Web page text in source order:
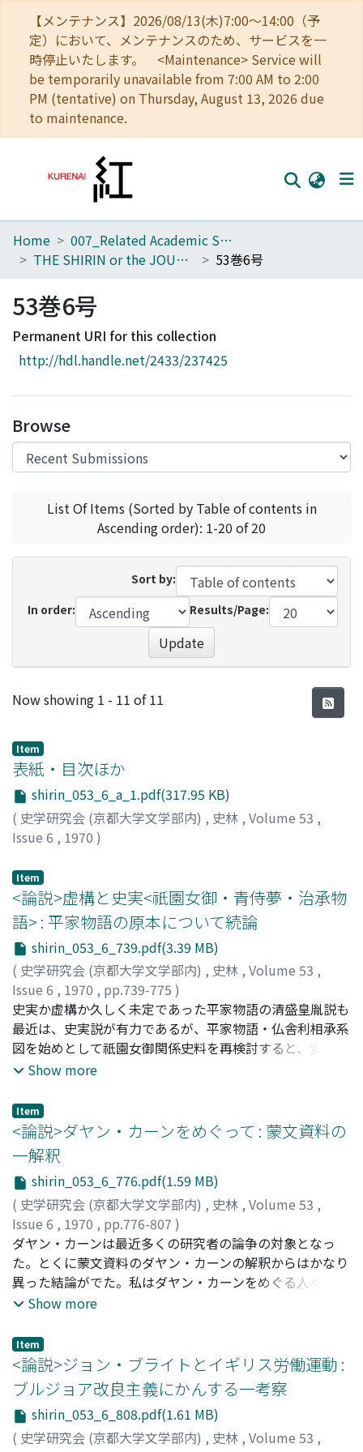
【メンテナンス】2026/08/13(木)7:00～14:00（予
定）において、メンテナンスのため、サービスを一
時停止いたします。 <Maintenance> Service will
be temporarily unavailable from 7:00 AM to 2:00
PM (tentative) on Thursday, August 13, 2026 due
to maintenance.
Home
Browse
Download Ranking
Access Statistics
Home
007_Related Academic Societies
THE SHIRIN or the JOURNAL OF HISTORY
53巻6号
53巻6号
Permanent URI for this collection
http://hdl.handle.net/2433/237425
Browse
List Of Items (Sorted by Table of contents in
Ascending order): 1-20 of 20
Sort by:
In order:
Results/Page:
Update
Recent Submissions
Now showing 1 - 11 of 11
Item
表紙・目次ほか
shirin_053_6_a_1.pdf(317.95 KB)
( 史学研究会 (京都大学文学部内) , 史林 , Volume 53 ,
Issue 6 , 1970 )
Item
<論説>虚構と史実<祇園女御・青侍夢・治承物
語> : 平家物語の原本について続論
shirin_053_6_739.pdf(3.39 MB)
( 史学研究会 (京都大学文学部内) , 史林 , Volume 53 ,
Issue 6 , 1970 , pp.739-775 )
赤松, 俊秀;Akamatsu, Toshihide;アカマツ, トシヒデ
史実か虚構か久しく未定であった平家物語の清盛皇胤説も
最近は、史実説が有力であるが、平家物語・仏舎利相承系
図を始めとして祇園女御関係史料を再検討すると、女御関
係説話が発展する途上で生じた虚構に過ぎないことは明白
以来注目の青侍夢は、春日明神が登場発言しない八坂流諸
本をもって原本に近いとする見解が定説となっているが、
平家物語の関係記事を改めて吟味し、実朝の死の直前、幕
府・朝廷の間で将軍の後嗣を極秘に選考内定したことを慈
円が知っていたことを考えると、慈円の保護を受けた平家
物語の原作者が創作にあたって、将来の将軍は摂関家出自
であるべきことを暗示する青侍夢を構想したことは確実で
ある。平家物語の原名が治承物語であることは御物兵範記
紙背文書が示す事実であるが、十二巻本仁治当時成立説を
それによって主張するのは史料考証を誤ったものである。
Show more
Item
<論説>ダヤン・カーンをめぐって : 蒙文資料の
一解釈
shirin_053_6_776.pdf(1.59 MB)
( 史学研究会 (京都大学文学部内) , 史林 , Volume 53 ,
Issue 6 , 1970 , pp.776-807 )
萩原, 淳平;Hagiwara, Junpei;ハギワラ, ジュンペイ
ダヤン・カーンは最近多くの研究者の論争の対象となっ
た。とくに蒙文資料のダヤン・カーンの解釈からはかなり
異った結論がでた。私はダヤン・カーンをめぐる人々の行
動や性格を蒙文・漢文両資料を対比しながら検討した結
人を中心に書かれたもので、その業績を讃美するあまり、
史実をゆがめる説話化が行なわれたと考える。蒙文資料に
よるダヤン・カーンは本名をバトムンケといったとある
が、史実のバトムンケはイスマイルに擁立されてカーン位
につき、マンドカイ夫人と結婚した弟のバヤンムンケ(後
のダヤン・カーン) と数年間二勢力に分れて対立した。結
Show more
Item
<論説>ジョン・ブライトとイギリス労働運動 :
ブルジョア改良主義にかんする一考察
shirin_053_6_808.pdf(1.61 MB)
( 史学研究会 (京都大学文学部内) , 史林 , Volume 53 ,